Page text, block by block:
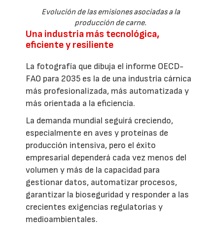
Evolución de las emisiones asociadas a la
producción de carne.
Una industria más tecnológica,
eficiente y resiliente
La fotografía que dibuja el informe OECD-
FAO para 2035 es la de una industria cárnica
más profesionalizada, más automatizada y
más orientada a la eficiencia.
La demanda mundial seguirá creciendo,
especialmente en aves y proteínas de
producción intensiva, pero el éxito
empresarial dependerá cada vez menos del
volumen y más de la capacidad para
gestionar datos, automatizar procesos,
garantizar la bioseguridad y responder a las
crecientes exigencias regulatorias y
medioambientales.